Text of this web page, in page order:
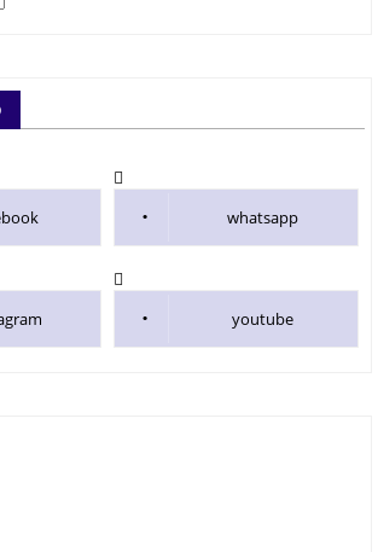
whatsapp
youtube